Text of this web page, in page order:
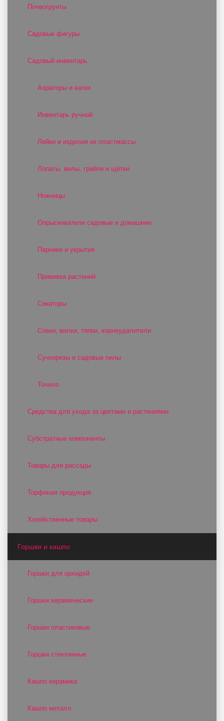
Почвогрунты
Садовые фигуры
Садовый инвентарь
Аэраторы и катки
Инвентарь ручной
Лейки и изделия из пластмассы
Лопаты, вилы, грабли и щётки
Ножницы
Опрыскиватели садовые и домашние
Парники и укрытия
Прививка растений
Секаторы
Совки, вилки, тяпки, корнеудалители
Сучкорезы и садовые пилы
Точило
Средства для ухода за цветами и растениями
Субстратные компоненты
Товары для рассады
Торфяная продукция
Хозяйственные товары
Горшки и кашпо
Горшки для орхидей
Горшки керамические
Горшки пластиковые
Горшки стеклянные
Кашпо керамика
Кашпо металл